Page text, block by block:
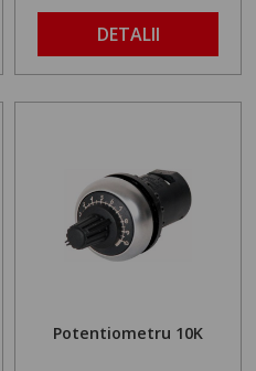
DETALII
Potentiometru 10K